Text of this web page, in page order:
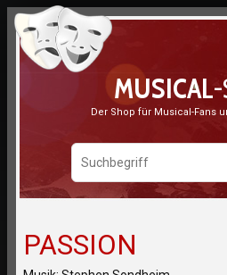
MUSICAL
Der Shop für Musical-Fans
PASSION